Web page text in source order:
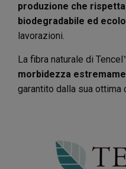
produzione che rispetta
biodegradabile ed
lavorazioni.
La fibra naturale di
morbidezza
garantito dalla sua ottima